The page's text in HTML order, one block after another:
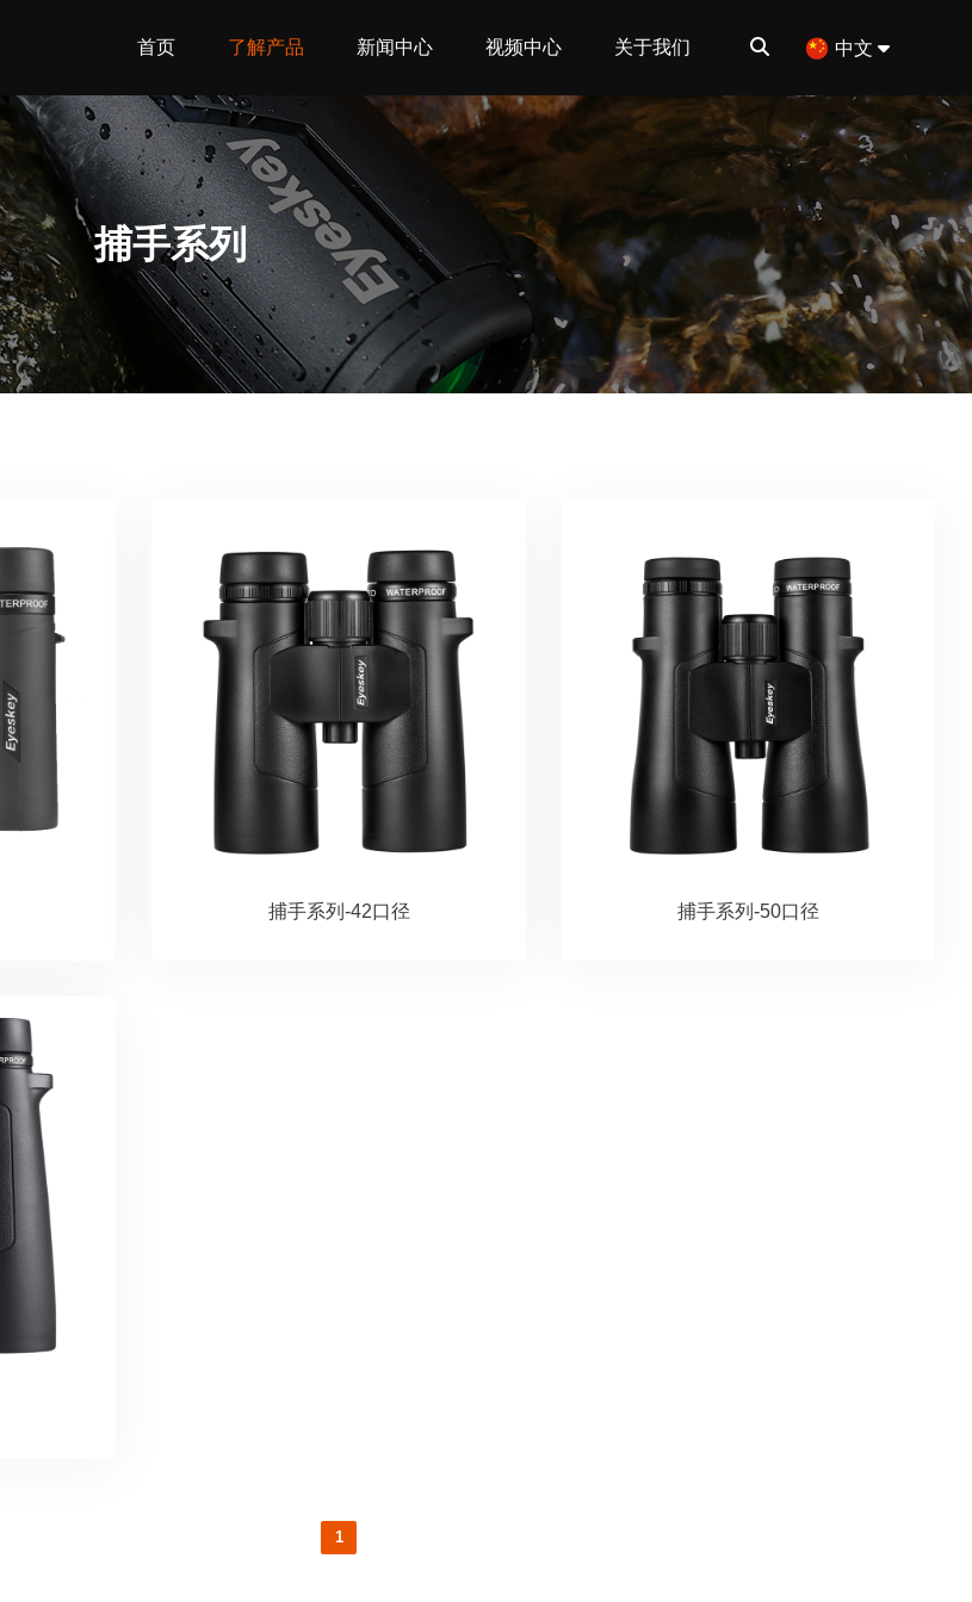
首页 了解产品 新闻中心 视频中心 关于我们 中文
捕手系列
捕手系列-42口径 捕手系列-50口径
1